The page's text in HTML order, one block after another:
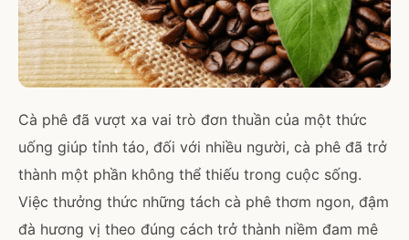
Cà phê đã vượt xa vai trò đơn thuần của một thức
uống giúp tỉnh táo, đối với nhiều người, cà phê đã trở
thành một phần không thể thiếu trong cuộc sống.
Việc thưởng thức những tách cà phê thơm ngon, đậm
đà hương vị theo đúng cách trở thành niềm đam mê